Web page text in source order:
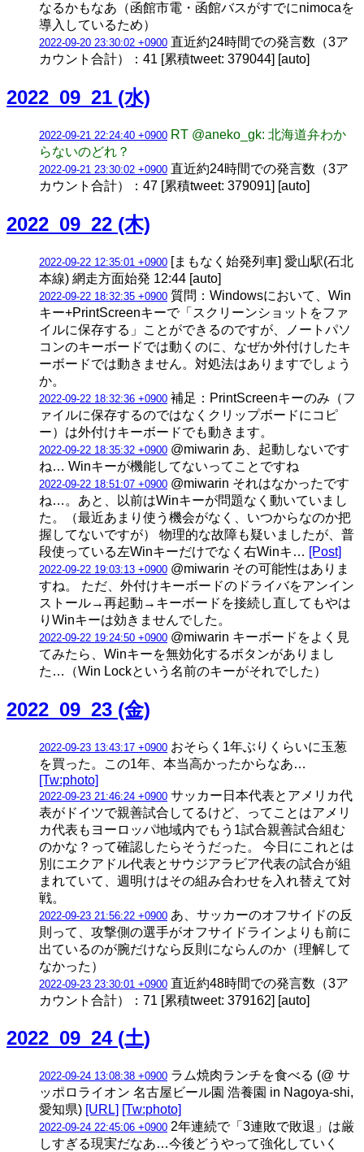
なるかもなあ（函館市電・函館バスがすでにnimocaを
導入しているため）
2022-09-20 23:30:02 +0900 直近約24時間での発言数（3ア
カウント合計）：41 [累積tweet: 379044] [auto]
2022_09_21 (水)
2022-09-21 22:24:40 +0900 RT @aneko_gk: 北海道弁わか
らないのどれ？
2022-09-21 23:30:02 +0900 直近約24時間での発言数（3ア
カウント合計）：47 [累積tweet: 379091] [auto]
2022_09_22 (木)
2022-09-22 12:35:01 +0900 [まもなく始発列車] 愛山駅(石北
本線) 網走方面始発 12:44 [auto]
2022-09-22 18:32:35 +0900 質問：Windowsにおいて、Win
キー+PrintScreenキーで「スクリーンショットをファ
イルに保存する」ことができるのですが、ノートパソ
コンのキーボードでは動くのに、なぜか外付けしたキ
ーボードでは動きません。対処法はありますでしょう
か。
2022-09-22 18:32:36 +0900 補足：PrintScreenキーのみ（フ
ァイルに保存するのではなくクリップボードにコピ
ー）は外付けキーボードでも動きます。
2022-09-22 18:35:32 +0900 @miwarin あ、起動しないです
ね… Winキーが機能してないってことですね
2022-09-22 18:51:07 +0900 @miwarin それはなかったです
ね…。あと、以前はWinキーが問題なく動いていまし
た。（最近あまり使う機会がなく、いつからなのか把
握してないですが） 物理的な故障も疑いましたが、普
段使っている左Winキーだけでなく右Winキ… [Post]
2022-09-22 19:03:13 +0900 @miwarin その可能性はありま
すね。 ただ、外付けキーボードのドライバをアンイン
ストール→再起動→キーボードを接続し直してもやは
りWinキーは効きませんでした。
2022-09-22 19:24:50 +0900 @miwarin キーボードをよく見
てみたら、Winキーを無効化するボタンがありまし
た…（Win Lockという名前のキーがそれでした）
2022_09_23 (金)
2022-09-23 13:43:17 +0900 おそらく1年ぶりくらいに玉葱
を買った。この1年、本当高かったからなあ…
[Tw:photo]
2022-09-23 21:46:24 +0900 サッカー日本代表とアメリカ代
表がドイツで親善試合してるけど、ってことはアメリ
カ代表もヨーロッパ地域内でもう1試合親善試合組む
のかな？って確認したらそうだった。 今日にこれとは
別にエクアドル代表とサウジアラビア代表の試合が組
まれていて、週明けはその組み合わせを入れ替えて対
戦。
2022-09-23 21:56:22 +0900 あ、サッカーのオフサイドの反
則って、攻撃側の選手がオフサイドラインよりも前に
出ているのが腕だけなら反則にならんのか（理解して
なかった）
2022-09-23 23:30:01 +0900 直近約48時間での発言数（3ア
カウント合計）：71 [累積tweet: 379162] [auto]
2022_09_24 (土)
2022-09-24 13:08:38 +0900 ラム焼肉ランチを食べる (@ サ
ッポロライオン 名古屋ビール園 浩養園 in Nagoya-shi,
愛知県) [URL] [Tw:photo]
2022-09-24 22:45:06 +0900 2年連続で「3連敗で敗退」は厳
しすぎる現実だなあ…今後どうやって強化していく